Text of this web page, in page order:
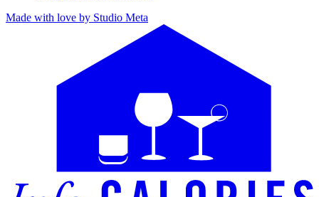
Made with love by Studio Meta